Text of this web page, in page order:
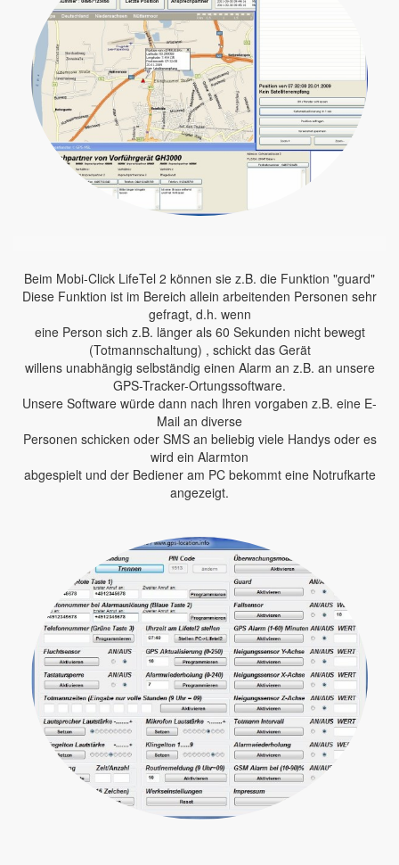
Beim Mobi-Click LifeTel 2 können sie z.B. die Funktion "guard"
Diese Funktion ist im Bereich allein arbeitenden Personen sehr
gefragt, d.h. wenn
eine Person sich z.B. länger als 60 Sekunden nicht bewegt
(Totmannschaltung) , schickt das Gerät
willens unabhängig selbständig einen Alarm an z.B. an unsere
GPS-Tracker-Ortungssoftware.
Unsere Software würde dann nach Ihren vorgaben z.B. eine E-
Mail an diverse
Personen schicken oder SMS an beliebig viele Handys oder es
wird ein Alarmton
abgespielt und der Bediener am PC bekommt eine Notrufkarte
angezeigt.